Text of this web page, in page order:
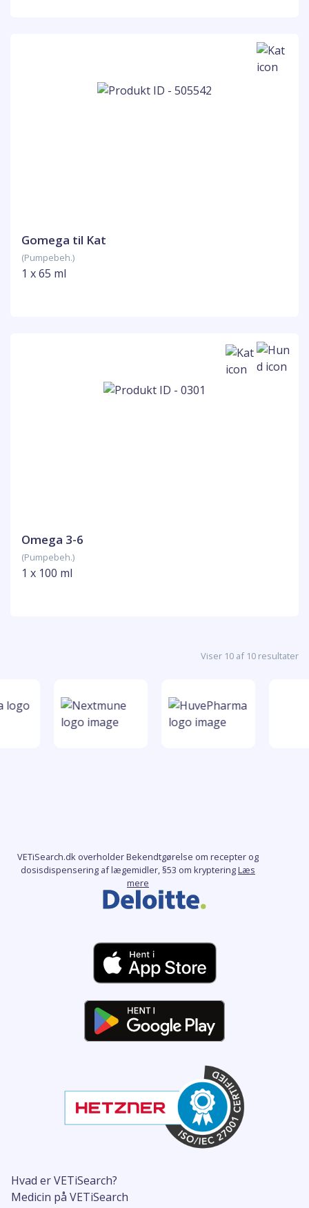
Gomega til Kat
(Pumpebeh.)
1 x 65 ml
Omega 3-6
(Pumpebeh.)
1 x 100 ml
Viser 10 af 10 resultater
Hvad er VETiSearch?
Medicin på VETiSearch
VETiSearch.dk overholder Bekendtgørelse om recepter og
dosisdispensering af lægemidler, §53 om krypteringLæs
mere